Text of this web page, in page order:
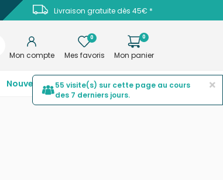
Livraison gratuite dès 45€ *
Mon compte
0
Mes favoris
0
Mon panier
NouveautésTop ventesPromotions ×
55 visite(s) sur cette page au cours
des 7 derniers jours.